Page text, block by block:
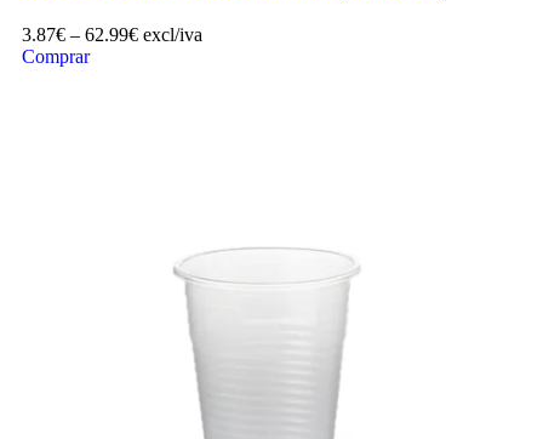
3.87€ – 62.99€ excl/iva
Comprar